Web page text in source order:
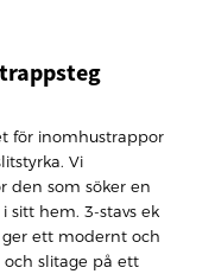
för inomhustrappor
Vi
den som söker en
sitt hem. 3-stavs ek
ett modernt och
slitage på ett